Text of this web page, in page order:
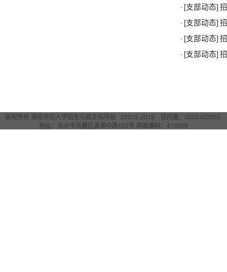
· [支部动态]
· [支部动态]
· [支部动态]
· [支部动态]
版权所有 湖南师范大学招生与就业指导处 20015-2019 访问量： 0002420053
地址：长沙市岳麓区潇湘中路122号 邮政编码：410006